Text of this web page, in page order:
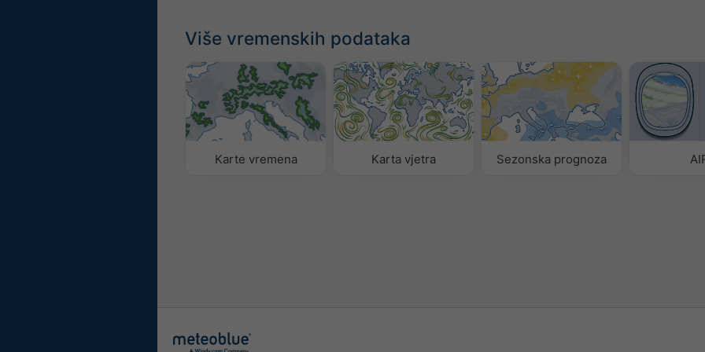
Više vremenskih podataka
Karte vremena Karta vjetra Sezonska prognoza